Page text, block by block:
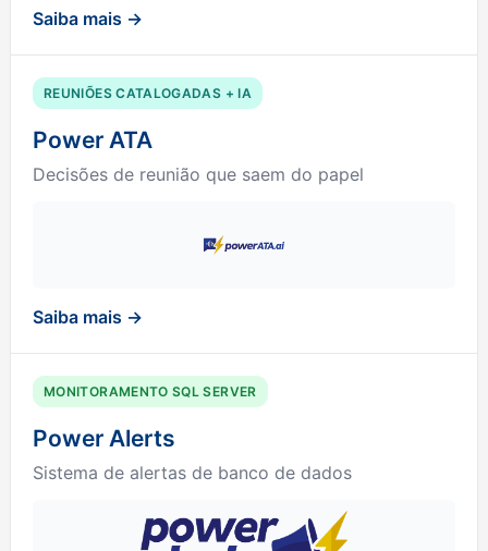
Saiba mais →
REUNIÕES CATALOGADAS + IA
Power ATA
Decisões de reunião que saem do papel
Saiba mais →
MONITORAMENTO SQL SERVER
Power Alerts
Sistema de alertas de banco de dados